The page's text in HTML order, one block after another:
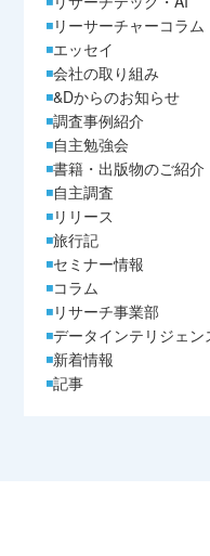
【お問合せ窓口】
〒105-0003 東京都港
2F
TEL：03-6257-1740
E-MAIL：post@and-
６．個人情報を提
て
ご本人様が当社に個
意によるものです。
ない場合、適切な対
リーサーチャーコラム
エッセイ
会社の取り組み
&Dからのお知らせ
調査事例紹介
自主勉強会
書籍・出版物のご紹介
自主調査
リリース
旅行記
セミナー情報
コラム
リサーチ事業部
データインテリジェン
新着情報
記事